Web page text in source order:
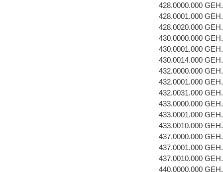
428.0000.000
428.0001.000
428.0020.000
430.0000.000
430.0001.000
430.0014.000
432.0000.000
432.0001.000
432.0031.000
433.0000.000
433.0001.000
433.0010.000
437.0000.000
437.0001.000
437.0010.000
440.0000.000